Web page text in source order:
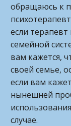
обращаюсь к
если
семейной
вам кажется,
своей семье,
если вам
нынешней
случае.